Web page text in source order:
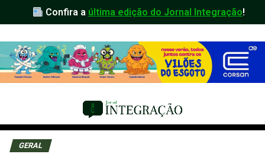
Confira a última edição do Jornal Integração!
GERAL